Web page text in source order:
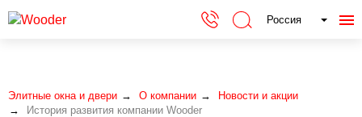
Россия
Элитные окна и двери О компании
Новости и акции
История развития компании Wooder